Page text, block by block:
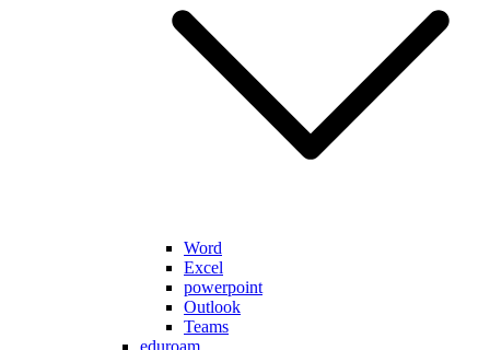
Word
Excel
powerpoint
Outlook
Teams